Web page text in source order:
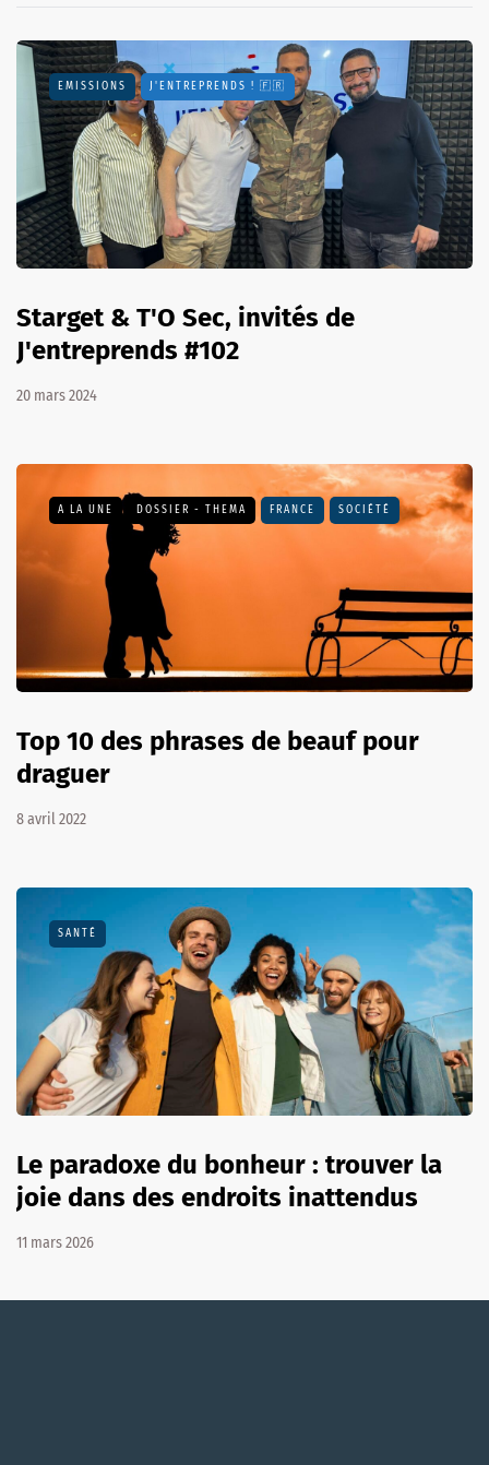
EMISSIONS J'ENTREPRENDS ! 🇫🇷
Starget & T'O Sec, invités de
J'entreprends #102
20 mars 2024
A LA UNE DOSSIER - THEMA FRANCE SOCIÉTÉ
Top 10 des phrases de beauf pour
draguer
8 avril 2022
SANTÉ
Le paradoxe du bonheur : trouver la
joie dans des endroits inattendus
11 mars 2026